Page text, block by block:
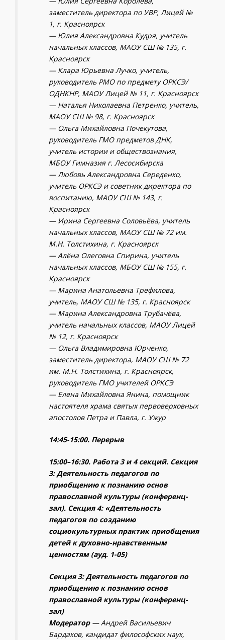
заместитель директора по УВР, Лицей №
1, г. Красноярск
— Юлия Александровна Кудря, учитель
начальных классов, МАОУ СШ № 135, г.
Красноярск
— Клара Юрьевна Лучко, учитель,
руководитель РМО по предмету ОРКСЭ/
ОДНКНР, МАОУ Лицей № 11, г. Красноярск
— Наталья Николаевна Петренко, учитель,
МАОУ СШ № 98, г. Красноярск
— Ольга Михайловна Почекутова,
руководитель ГМО предметов ДНК,
учитель истории и обществознания,
МБОУ Гимназия г. Лесосибирска
— Любовь Александровна Середенко,
учитель ОРКСЭ и советник директора по
воспитанию, МАОУ СШ № 143, г.
Красноярск
— Ирина Сергеевна Соловьёва, учитель
начальных классов, МАОУ СШ № 72 им.
М.Н. Толстихина, г. Красноярск
— Алёна Олеговна Спирина, учитель
начальных классов, МБОУ СШ № 155, г.
Красноярск
— Марина Анатольевна Трефилова,
учитель, МАОУ СШ № 135, г. Красноярск
— Марина Александровна Трубачёва,
учитель начальных классов, МАОУ Лицей
№ 12, г. Красноярск
— Ольга Владимировна Юрченко,
заместитель директора, МАОУ СШ № 72
им. М.Н. Толстихина, г. Красноярск,
руководитель ГМО учителей ОРКСЭ
— Елена Михайловна Янина, помощник
настоятеля храма святых первоверховных
апостолов Петра и Павла, г. Ужур
14:45-15:00. Перерыв
15:00–16:30. Работа 3 и 4 секций. Секция
3: Деятельность педагогов по
приобщению к познанию основ
православной культуры (конференц-
зал). Секция 4: «Деятельность
педагогов по созданию
социокультурных практик приобщения
детей к духовно-нравственным
ценностям (ауд. 1-05)
Секция 3: Деятельность педагогов по
приобщению к познанию основ
православной культуры (конференц-
зал)
Модератор— Андрей Васильевич
Бардаков, кандидат философских наук,